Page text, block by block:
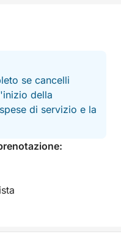
se cancelli
della
di servizio e la